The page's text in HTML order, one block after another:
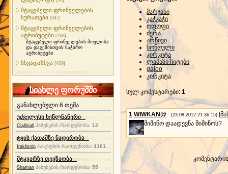
მტაცებელი ფრინველების
სურათები [947]
მტაცებელი ფრინველების
ატრიბუტები [168]
მტაცებელი ფრინველების მოვლისა
და დაგეშისთვის საჭირო
ატრიბუტები
სხვადასხვა [409]
სიახლე ფორუმში
განახლებული 6 თემა
უძველესი ხეწლნაწერი
Ciallinall პასუხების რაოდენობა:12
ტყის ქათამზე ნადირობა
Iraklisnip პასუხების რაოდენობა: 4101
მტკვარზე თევზაობა
Shaman პასუხების რაოდენობა:55
მარჯანი
კაჭკაჭი
ოფოფი
ძერა
არწივი
სონღული
კირკიტა
ლამაზი ჩიტები
gajoo
კირკიტა
სულ კომენტარები: 1
1 WIWKAN@ (23.08.2012 21:36:15) [
მიმინო დაადევნა მიმინოს?